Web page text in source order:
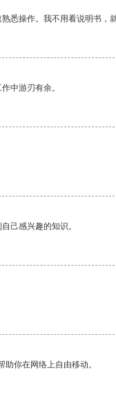
悉操作。我不用看说明书，
中游刃有余。
己感兴趣的知识。
你在网络上自由移动。